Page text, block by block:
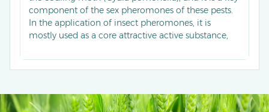
component of the sex pheromones of these pests.
In the application of insect pheromones, it is
mostly used as a core attractive active substance,
components to make traps, it can accurately attract
and capture male target pests.